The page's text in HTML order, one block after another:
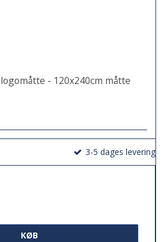
- 120x240cm måtte
3-5 dages levering
KØB